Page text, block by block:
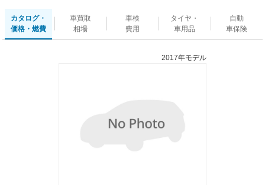
カタログ・
価格・燃費
車買取
相場
車検
費用
タイヤ・
車用品
自動
車保険
2017年モデル